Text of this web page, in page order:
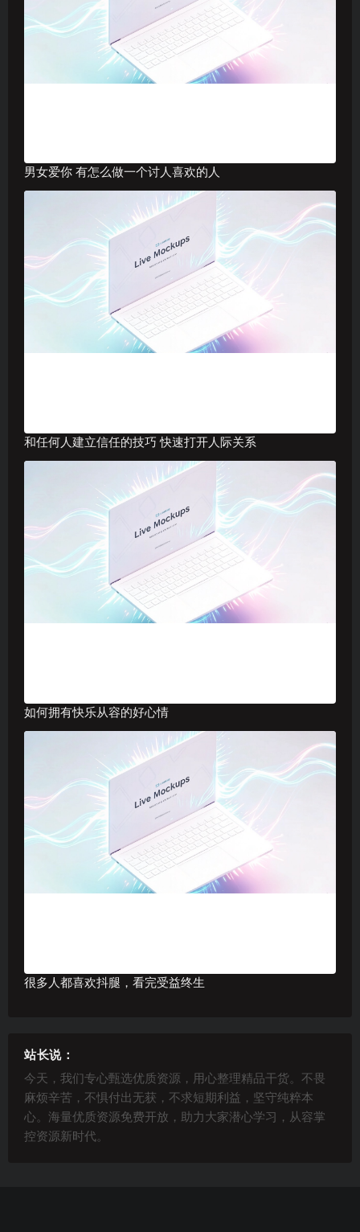
男女爱你 有怎么做一个讨人喜欢的人
和任何人建立信任的技巧 快速打开人际关系
如何拥有快乐从容的好心情
很多人都喜欢抖腿，看完受益终生
站长说：
今天，我们专心甄选优质资源，用心整理精品干货。不畏
麻烦辛苦，不惧付出无获，不求短期利益，坚守纯粹本
心。海量优质资源免费开放，助力大家潜心学习，从容掌
控资源新时代。